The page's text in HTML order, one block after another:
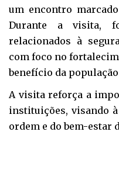
um encontro
Durante a visita,
relacionados à
com foco no
benefício da
A visita reforça a
instituições, visando
ordem e do bem-estar